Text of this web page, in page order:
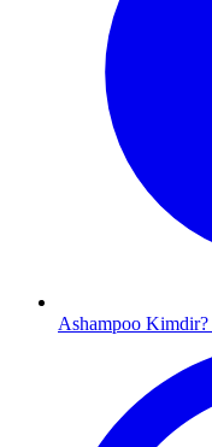
Ashampoo Kimdir?